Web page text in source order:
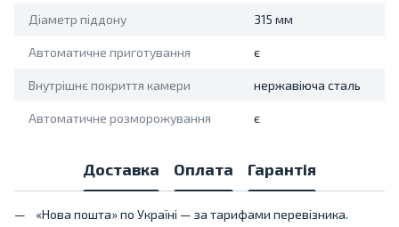
Діаметр піддону 315 мм
Автоматичне приготування є
Внутрішнє покриття камери нержавіюча сталь
Автоматичне розморожування є
Доставка Оплата Гарантія
«Нова пошта» по Україні — за тарифами перевізника.